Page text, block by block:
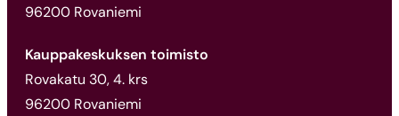
96200 Rovaniemi
Kauppakeskuksen toimisto
Rovakatu 30, 4. krs
96200 Rovaniemi